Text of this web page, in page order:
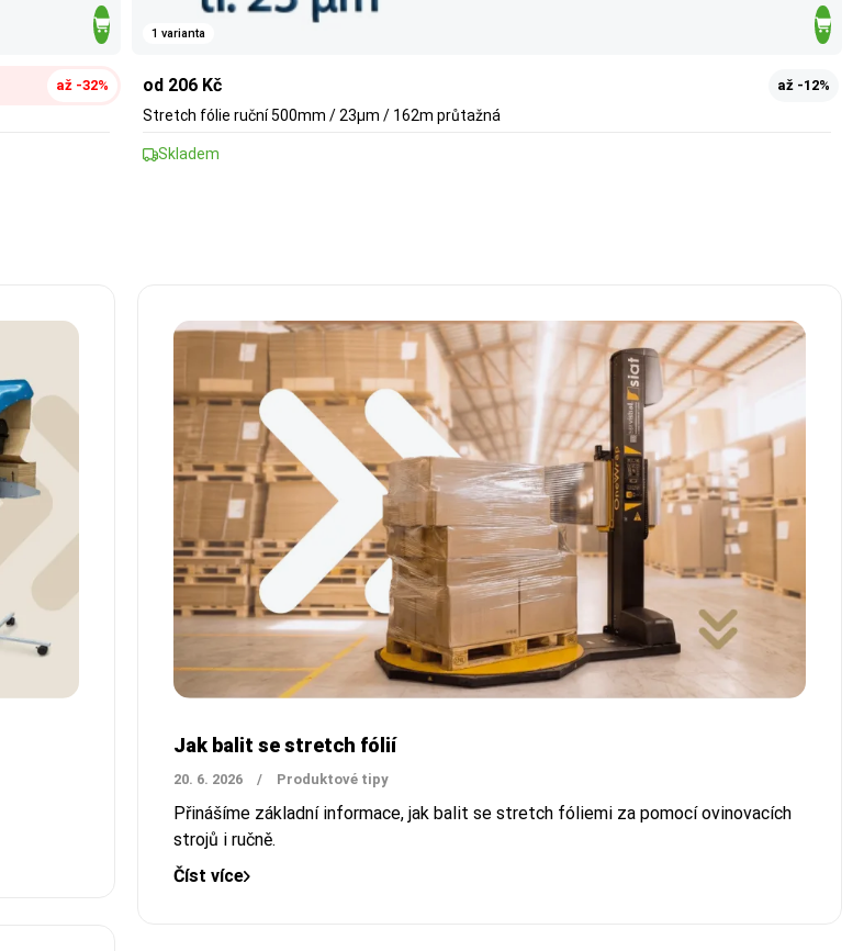
až -32%
1 varianta
od 206 Kč až -12%
Stretch fólie ruční 500mm / 23µm / 162m průtažná
Skladem
Jak balit se stretch fólií
20. 6. 2026 / Produktové tipy
Přinášíme základní informace, jak balit se stretch fóliemi za pomocí ovinovacích
strojů i ručně.
Číst více